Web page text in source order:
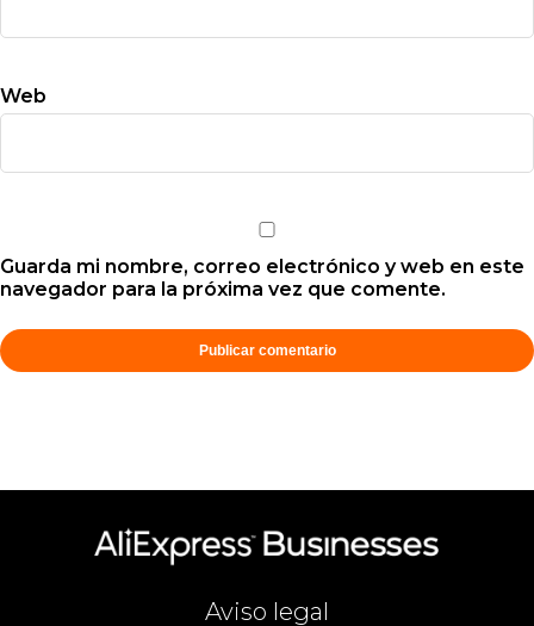
Web
Guarda mi nombre, correo electrónico y web en este
navegador para la próxima vez que comente.
Aviso legal